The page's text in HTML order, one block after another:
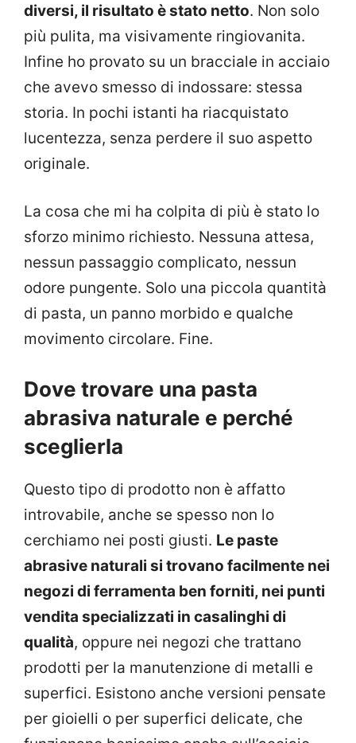
diversi, il risultato è stato netto. Non solo
più pulita, ma visivamente ringiovanita.
Infine ho provato su un bracciale in acciaio
che avevo smesso di indossare: stessa
storia. In pochi istanti ha riacquistato
lucentezza, senza perdere il suo aspetto
originale.
La cosa che mi ha colpita di più è stato lo
sforzo minimo richiesto. Nessuna attesa,
nessun passaggio complicato, nessun
odore pungente. Solo una piccola quantità
di pasta, un panno morbido e qualche
movimento circolare. Fine.
Dove trovare una pasta
abrasiva naturale e perché
sceglierla
Questo tipo di prodotto non è affatto
introvabile, anche se spesso non lo
cerchiamo nei posti giusti. Le paste
abrasive naturali si trovano facilmente nei
negozi di ferramenta ben forniti, nei punti
vendita specializzati in casalinghi di
qualità, oppure nei negozi che trattano
prodotti per la manutenzione di metalli e
superfici. Esistono anche versioni pensate
per gioielli o per superfici delicate, che